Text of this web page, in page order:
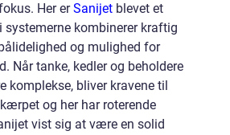
Her erSanijet blevet et
systemerne kombinerer kraftig
og mulighed for
Når tanke, kedler og beholdere
komplekse, bliver kravene til
og her har roterende
vist sig at være en solid